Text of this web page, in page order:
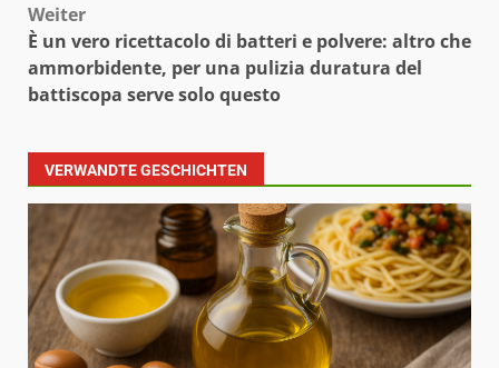
Weiter
È un vero ricettacolo di batteri e polvere: altro che
ammorbidente, per una pulizia duratura del
battiscopa serve solo questo
VERWANDTE GESCHICHTEN